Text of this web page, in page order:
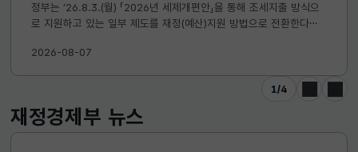
정부는 ’26.8.3.(월) 「2026년 세제개편안」을 통해 조세지출 방식으
로 지원하고 있는 일부 제도를 재정(예산)지원 방법으로 전환한다고
2026-08-07
1/4
이전 다음
재정경제부 뉴스